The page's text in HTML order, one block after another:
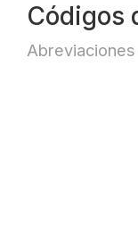
Códigos